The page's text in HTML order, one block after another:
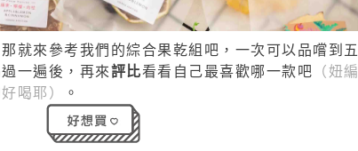
就來參考我們的綜合果乾組吧，一次可以品嚐到五
一遍後，再來評比看看自己最喜歡哪一款吧 （妞編
喝耶）
。